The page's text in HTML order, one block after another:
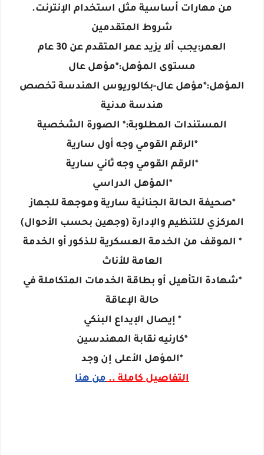
من مهارات أساسية مثل استخدام الإنترنت.
شروط المتقدمين
العمر:يجب ألا يزيد عمر المتقدم عن 30 عام
مستوى المؤهل:*مؤهل عال
المؤهل:*مؤهل عال-بكالوريوس الهندسة تخصص
هندسة مدنية
المستندات المطلوبة:* الصورة الشخصية
*الرقم القومي وجه أول سارية
*الرقم القومي وجه ثاني سارية
*المؤهل الدراسي
*صحيفة الحالة الجنائية سارية وموجهة للجهاز
المركزي للتنظيم والإدارة (وجهين بحسب الأحوال)
* الموقف من الخدمة العسكرية للذكور أو الخدمة
العامة للأناث
*شهادة التأهيل أو بطاقة الخدمات المتكاملة في
حالة الإعاقة
* إيصال الإيداع البنكي
*كارنيه نقابة المهندسين
*المؤهل الأعلى إن وجد
التفاصيل كاملة ..من هنا